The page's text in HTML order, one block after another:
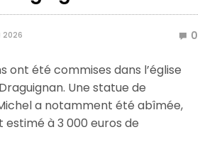
2026 0
ont été commises dans l’église
Une statue de
a notamment été abîmée,
à 3 000 euros de